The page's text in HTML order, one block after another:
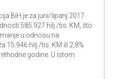
BiH je za juni/lipanj 2017.
585.927 hilj./tis. KM, što
u odnosu na
15.946 hilj./tis. KM ili 2,8%
godine. U istom